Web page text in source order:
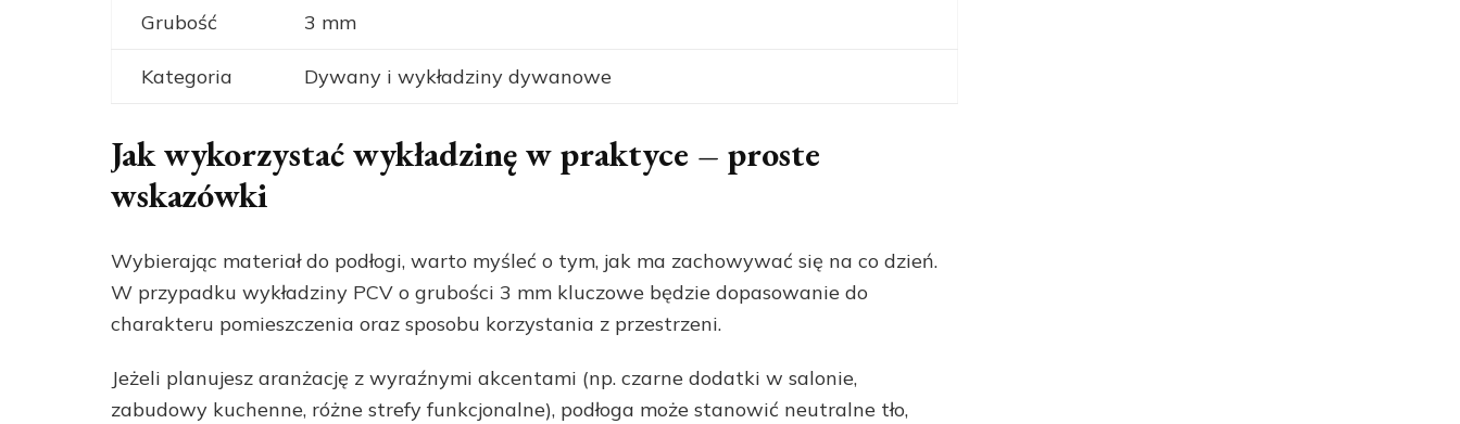
Grubość 3 mm
Kategoria Dywany i wykładziny dywanowe
Jak wykorzystać wykładzinę w praktyce – proste
wskazówki
Wybierając materiał do podłogi, warto myśleć o tym, jak ma zachowywać się na co dzień.
W przypadku wykładziny PCV o grubości 3 mm kluczowe będzie dopasowanie do
charakteru pomieszczenia oraz sposobu korzystania z przestrzeni.
Jeżeli planujesz aranżację z wyraźnymi akcentami (np. czarne dodatki w salonie,
zabudowy kuchenne, różne strefy funkcjonalne), podłoga może stanowić neutralne tło,